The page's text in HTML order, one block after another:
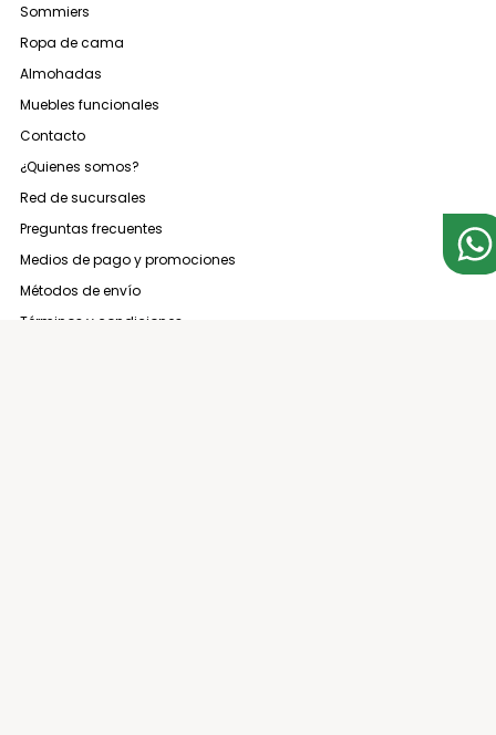
Sommiers
Ropa de cama
Almohadas
Muebles funcionales
Contacto
¿Quienes somos?
Red de sucursales
Preguntas frecuentes
Medios de pago y promociones
Métodos de envío
Términos y condiciones